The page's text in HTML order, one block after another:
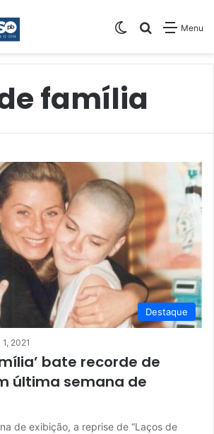
Menu
Pesquisar
Switch skin
família
Destaque
2021
bate recorde de
última semana de
de exibição, a reprise de “Laços de